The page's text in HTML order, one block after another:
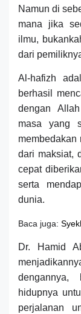
Namun di
mana jika
ilmu,
dari
Al-hafizh
berhasil
dengan
masa yang
membedakan
dari maksiat,
cepat
serta
dunia.
Baca juga:
Dr. Hamid
dengannya,
hidupnya
perjalanan